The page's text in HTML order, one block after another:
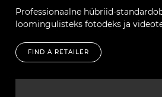
Professionaalne hübriid-
loomingulisteks fotodeks ja
FIND A RETAILER